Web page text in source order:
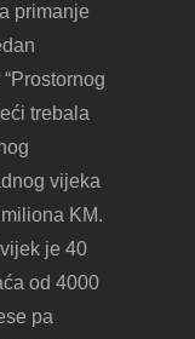
primanje
trebala
vijeka
KM.
je 40
od 4000
pa